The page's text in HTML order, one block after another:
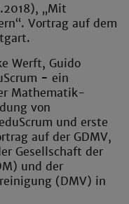
„Mit
Vortrag auf dem
Werft, Guido
- ein
Mathematik-
von
und erste
auf der GDMV,
Gesellschaft der
und der
(DMV) in